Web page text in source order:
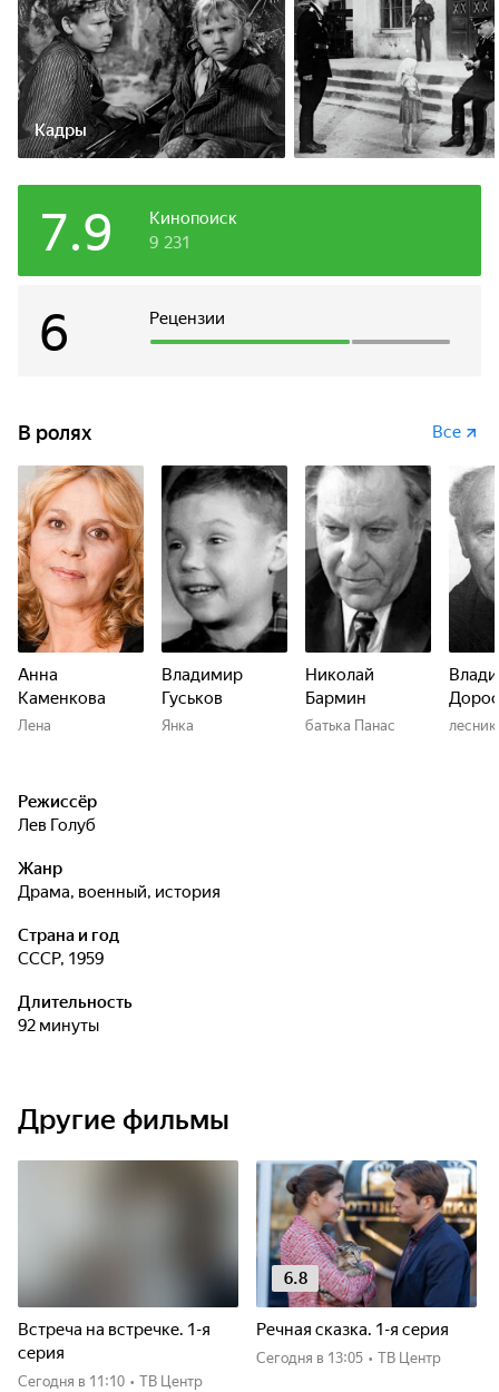
Кадры
Кинопоиск
7.9 9 231
Рецензии
6
В ролях Все
Анна
Каменкова
Лена
Владимир
Гуськов
Янка
Николай
Бармин
батька Панас лесник
Режиссёр
Лев Голуб
Жанр
драма, военный, история
Страна и год
СССР, 1959
Длительность
92 минуты
Другие фильмы
Встреча на встречке. 1-я
серия
Сегодня в 11:10 • ТВ Центр
6.8
Речная сказка. 1-я серия
Сегодня в 13:05 • ТВ Центр